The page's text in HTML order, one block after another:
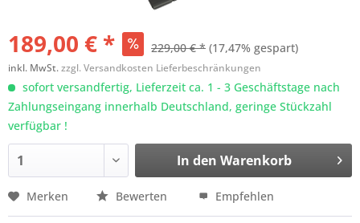
189,00 € * 229,00 € * (17,47% gespart)
inkl. MwSt.zzgl. Versandkosten Lieferbeschränkungen
sofort versandfertig, Lieferzeit ca. 1 - 3 Geschäftstage nach
Zahlungseingang innerhalb Deutschland, geringe Stückzahl
verfügbar !
In den Warenkorb
Merken Bewerten Empfehlen